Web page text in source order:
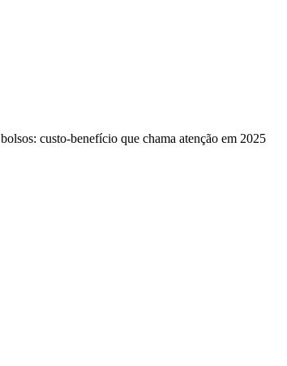
custo-benefício que chama atenção em 2025